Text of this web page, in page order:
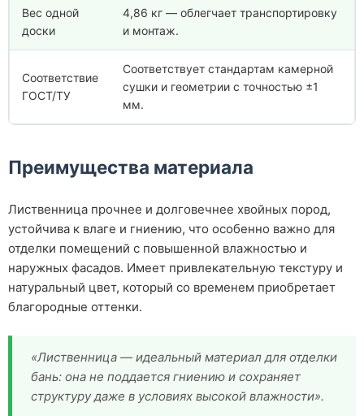
Вес одной
доски
4,86 кг — облегчает транспортировку
и монтаж.
Соответствие
ГОСТ/ТУ
Соответствует стандартам камерной
сушки и геометрии с точностью ±1
мм.
Преимущества материала
Лиственница прочнее и долговечнее хвойных пород,
устойчива к влаге и гниению, что особенно важно для
отделки помещений с повышенной влажностью и
наружных фасадов. Имеет привлекательную текстуру и
натуральный цвет, который со временем приобретает
благородные оттенки.
«Лиственница — идеальный материал для отделки
бань: она не поддается гниению и сохраняет
структуру даже в условиях высокой влажности».